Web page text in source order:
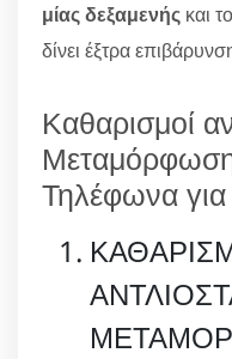
μίας δεξαμενής και το
δίνει έξτρα
Καθαρισμοί
Τηλέφωνα